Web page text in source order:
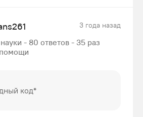
3 года назад
- 80 ответов - 35 раз
код*